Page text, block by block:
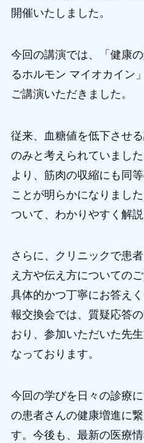
開催いたしました。
今回の講演では、「健康
るホルモン マイオカイン
ご講演いただきました。
従来、血糖値を低下させ
のみと考えられていまし
より、筋肉の収縮にも同
ことが明らかになりまし
ついて、わかりやすく解
さらに、クリニックで患
え方や伝え方についての
具体的かつ丁寧にお答え
報交換会では、質疑応答
おり、参加いただいた先
なっております。
今回の学びを日々の診療
の患者さんの健康増進に
す。今後も、最新の医療